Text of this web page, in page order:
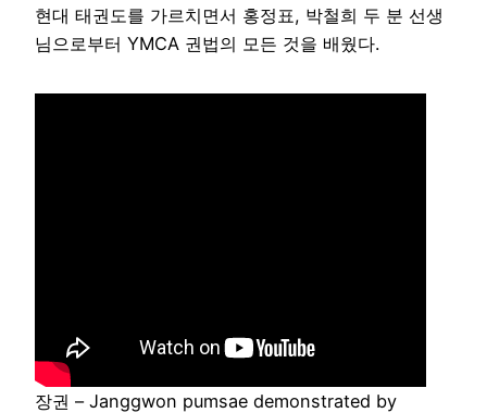
현대 태권도를 가르치면서 홍정표, 박철희 두 분 선생
님으로부터 YMCA 권법의 모든 것을 배웠다.
장권 – Janggwon pumsae demonstrated by